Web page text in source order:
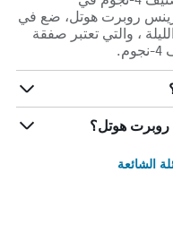
روبرت هوتل، ضع في
أن تدفع 582 ﷼في الليلة ، والتي تعتبر صفقة
روبرت هوتل؟
الشائعة